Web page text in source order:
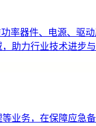
率器件、电源、驱
助力行业技术进步与
业务，在保障应急